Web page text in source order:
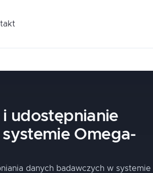
udostępnianie
Omega-
danych badawczych w systemie